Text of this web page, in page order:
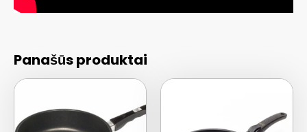
Panašūs produktai